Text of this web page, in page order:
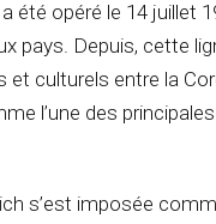
été opéré le 14 juillet
pays. Depuis, cette
culturels entre la
l’une des
s’est imposée